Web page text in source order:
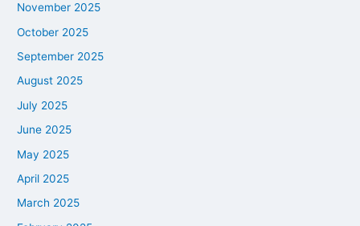
November 2025
October 2025
September 2025
August 2025
July 2025
June 2025
May 2025
April 2025
March 2025